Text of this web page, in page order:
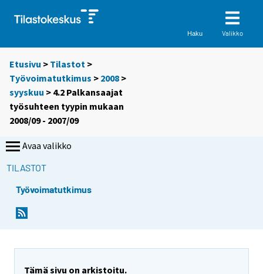
Haku Valikko
Etusivu > Tilastot >
Työvoimatutkimus > 2008 >
syyskuu > 4.2 Palkansaajat
työsuhteen tyypin mukaan
2008/09 - 2007/09
Avaa valikko
TILASTOT
Työvoimatutkimus
Tämä sivu on arkistoitu.